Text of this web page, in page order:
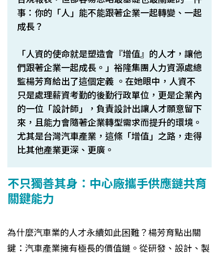
事：你的「人」能不能跟著企業一起轉變、一起
成長？
「人資的使命就是塑造會『增值』的人才，讓他
們跟著企業一起成長。」裕隆集團人力資源處總
監楊芳育給出了這個定義 。在她眼中，人資不
只是處理薪資考勤的後勤行政單位，更是企業內
的一位「設計師」，負責設計出讓人才願意留下
來，且能力會隨著企業轉型需求而提升的環境。
尤其是台灣汽車產業，這條「增值」之路，走得
比其他產業更深、更廣。
不只獨善其身：中心廠攜手供應鏈共育
關鍵能力
為什麼汽車業的人才永續如此困難？楊芳育點出關
鍵：汽車產業擁有極長的價值鏈。從研發、設計、製